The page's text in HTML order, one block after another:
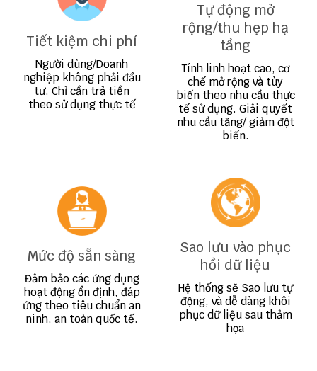
Tiết kiệm chi phí
Người dùng/Doanh
nghiệp không phải đầu
tư. Chỉ cần trả tiền
theo sử dụng thực tế
Tự động mở
rộng/thu hẹp hạ
tầng
Tính linh hoạt cao, cơ
chế mở rộng và tùy
biến theo nhu cầu thực
tế sử dụng. Giải quyết
nhu cầu tăng/ giảm đột
biến.
Mức độ sẵn sàng
Đảm bảo các ứng dụng
hoạt động ổn định, đáp
ứng theo tiêu chuẩn an
ninh, an toàn quốc tế.
Sao lưu vào phục
hồi dữ liệu
Hệ thống sẽ Sao lưu tự
động, và dễ dàng khôi
phục dữ liệu sau thảm
họa